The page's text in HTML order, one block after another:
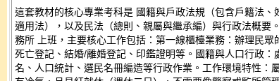
這套教材的核心專業考科是 國籍與戶政法規（包含戶籍法
適用法），以及民法（總則、親屬與繼承編）與行政法概要
務所 上班，主要核心工作包括：第一線櫃檯業務：辦理民
死亡登記、結婚/離婚登記、印鑑證明等。國籍與人口行政
名、人口統計、選民名冊編造等行政作業。工作環境特性：